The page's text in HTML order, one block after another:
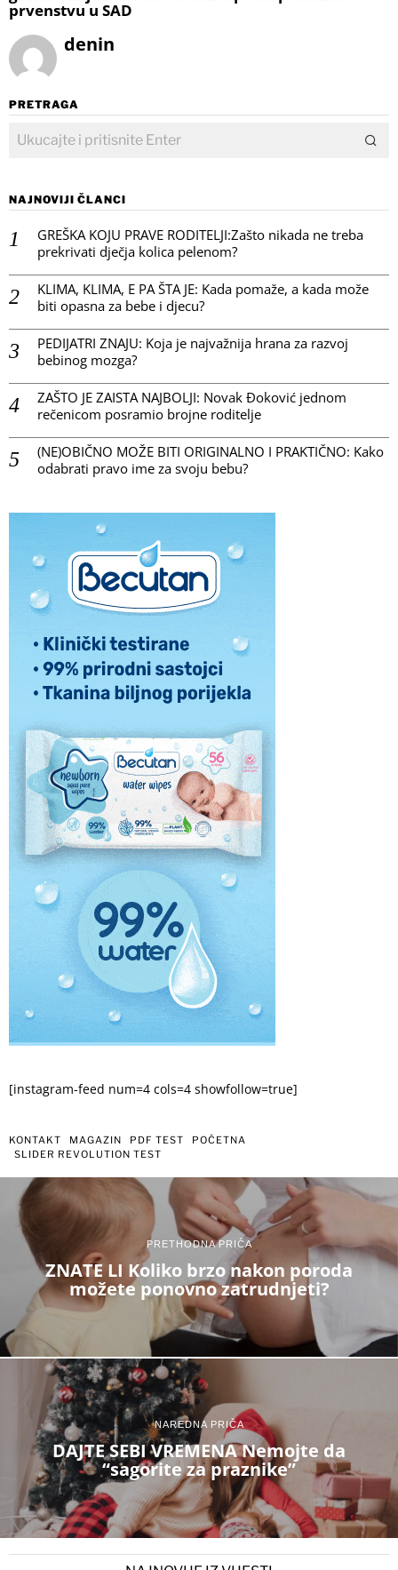
prvenstvu u SAD
denin
PRETRAGA
NAJNOVIJI ČLANCI
GREŠKA KOJU PRAVE RODITELJI:Zašto nikada ne treba
prekrivati dječja kolica pelenom?
KLIMA, KLIMA, E PA ŠTA JE: Kada pomaže, a kada može
biti opasna za bebe i djecu?
PEDIJATRI ZNAJU: Koja je najvažnija hrana za razvoj
bebinog mozga?
ZAŠTO JE ZAISTA NAJBOLJI: Novak Đoković jednom
rečenicom posramio brojne roditelje
(NE)OBIČNO MOŽE BITI ORIGINALNO I PRAKTIČNO: Kako
odabrati pravo ime za svoju bebu?
[instagram-feed num=4 cols=4 showfollow=true]
KONTAKT MAGAZIN PDF TEST
POČETNA
SLIDER REVOLUTION TEST
PRETHODNA PRIČA
ZNATE LI Koliko brzo nakon poroda
možete ponovno zatrudnjeti?
NAREDNA PRIČA
DAJTE SEBI VREMENA Nemojte da
“sagorite za praznike”